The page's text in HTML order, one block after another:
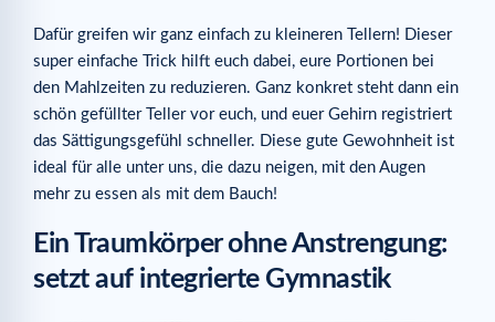
Dafür greifen wir ganz einfach zu kleineren Tellern! Dieser
super einfache Trick hilft euch dabei, eure Portionen bei
den Mahlzeiten zu reduzieren. Ganz konkret steht dann ein
schön gefüllter Teller vor euch, und euer Gehirn registriert
das Sättigungsgefühl schneller. Diese gute Gewohnheit ist
ideal für alle unter uns, die dazu neigen, mit den Augen
mehr zu essen als mit dem Bauch!
Ein Traumkörper ohne Anstrengung:
setzt auf integrierte Gymnastik